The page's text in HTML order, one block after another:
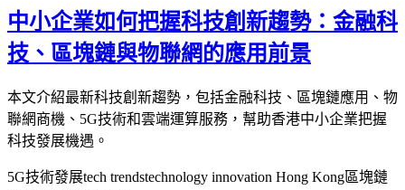
中小企業如何把握科技創新趨勢：金融科
技、區塊鏈與物聯網的應用前景
本文介紹最新科技創新趨勢，包括金融科技、區塊鏈應用、物
聯網商機、5G技術和雲端運算服務，幫助香港中小企業把握
科技發展機遇。
5G技術發展tech trendstechnology innovation Hong Kong區塊鏈